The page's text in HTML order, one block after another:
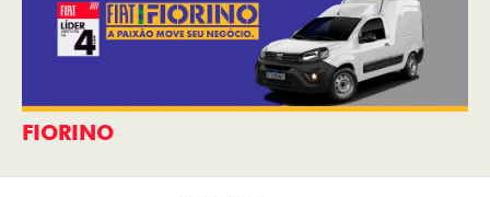
FIORINO